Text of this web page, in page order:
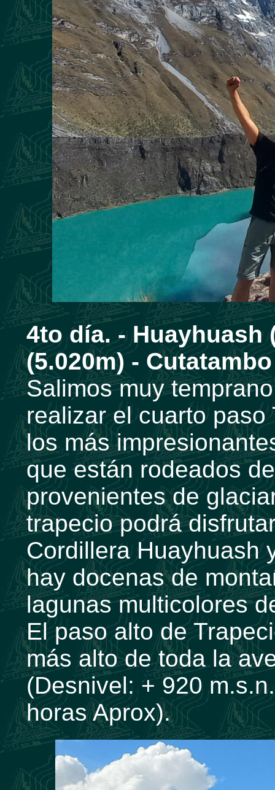
4to día. - Huayhuash
(5.020m) -
Salimos muy
realizar el cuarto
los más
que están rodeados
provenientes de
trapecio podrá
Cordillera Huayhuash
hay docenas de
lagunas multicolores
El paso alto de
más alto de toda la
(Desnivel: + 920
horas Aprox).